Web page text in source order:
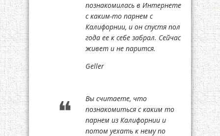
познакомилась в Интернете
с каким-то парнем с
Калифорнии, и он спустя пол
года ее к себе забрал. Сейчас
живет и не парится.
Geller
Вы считаете, что
познакомиться с каким то
парнем из Калифорнии и
потом уехать к нему по